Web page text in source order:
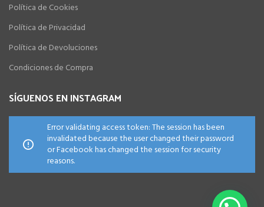
Política de Cookies
Política de Privacidad
Política de Devoluciones
Condiciones de Compra
SÍGUENOS EN INSTAGRAM
Error validating access token: The session has been
invalidated because the user changed their password
or Facebook has changed the session for security
reasons.